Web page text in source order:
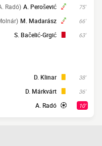
75'
A. Perošević
Radó)
66'
M. Madarász
63'
S. Bačelić-Grgić
38'
D. Klinar
36'
D. Márkvárt
10'
A. Radó